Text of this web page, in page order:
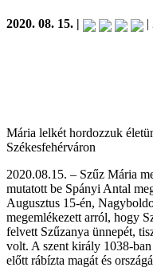
2020. 08. 15. | |
Mária lelkét hordozzuk
Székesfehérváron
2020.08.15. – Szűz Mária
mutatott be Spányi Antal
Augusztus 15-én,
megemlékezett arról, hogy
felvett Szűzanya ünnepét,
volt. A szent király 1038-
előtt rábízta magát és